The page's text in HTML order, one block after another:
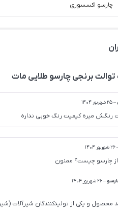
چارسو اکسسوری
برنجی چارسو طلایی مات
–25 شهریور 1404
رنگش میره کیفیت رنگ خوبی نداره
26 شهریور 1404
از چارسو چیست؟ ممنون
–26 شهریور 1404
محصول و یکی از تولیدکنندگان